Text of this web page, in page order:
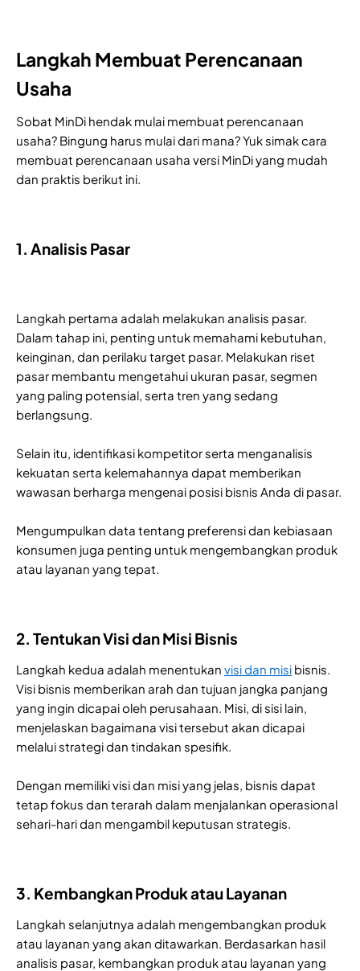
Langkah Membuat Perencanaan
Usaha
Sobat MinDi hendak mulai membuat perencanaan
usaha? Bingung harus mulai dari mana? Yuk simak cara
membuat perencanaan usaha versi MinDi yang mudah
dan praktis berikut ini.
1. Analisis Pasar
Langkah pertama adalah melakukan analisis pasar.
Dalam tahap ini, penting untuk memahami kebutuhan,
keinginan, dan perilaku target pasar. Melakukan riset
pasar membantu mengetahui ukuran pasar, segmen
yang paling potensial, serta tren yang sedang
berlangsung.
Selain itu, identifikasi kompetitor serta menganalisis
kekuatan serta kelemahannya dapat memberikan
wawasan berharga mengenai posisi bisnis Anda di pasar.
Mengumpulkan data tentang preferensi dan kebiasaan
konsumen juga penting untuk mengembangkan produk
atau layanan yang tepat.
2. Tentukan Visi dan Misi Bisnis
Langkah kedua adalah menentukan visi dan misi bisnis.
Visi bisnis memberikan arah dan tujuan jangka panjang
yang ingin dicapai oleh perusahaan. Misi, di sisi lain,
menjelaskan bagaimana visi tersebut akan dicapai
melalui strategi dan tindakan spesifik.
Dengan memiliki visi dan misi yang jelas, bisnis dapat
tetap fokus dan terarah dalam menjalankan operasional
sehari-hari dan mengambil keputusan strategis.
3. Kembangkan Produk atau Layanan
Langkah selanjutnya adalah mengembangkan produk
atau layanan yang akan ditawarkan. Berdasarkan hasil
analisis pasar, kembangkan produk atau layanan yang